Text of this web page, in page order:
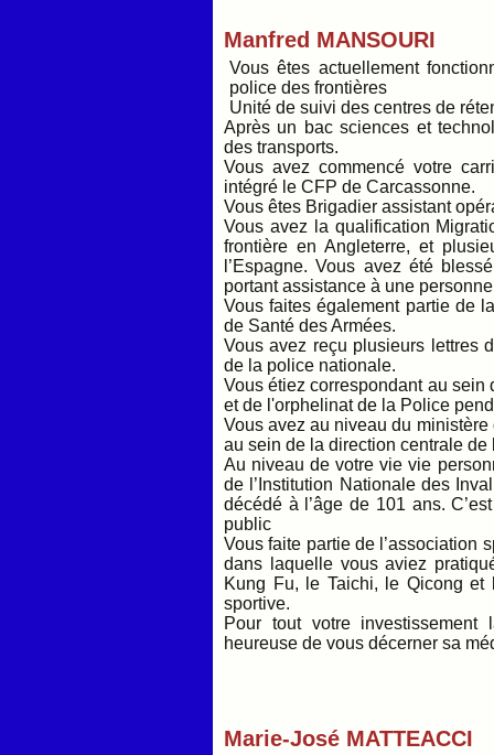
Manfred MANSOURI
Vous êtes actuellement
police des frontières
Unité de suivi des centres de
Après un bac sciences et
des transports.
Vous avez commencé votre
intégré le CFP de Carcassonne.
Vous êtes Brigadier assistant
Vous avez la qualification
frontière en Angleterre, et
l’Espagne. Vous avez été
portant assistance à une
Vous faites également partie de
de Santé des Armées.
Vous avez reçu plusieurs lettres
de la police nationale.
Vous étiez correspondant au
et de l'orphelinat de la Police
Vous avez au niveau du ministère
au sein de la direction centrale
Au niveau de votre vie vie
de l’Institution Nationale des
décédé à l’âge de 101 ans.
public
Vous faite partie de l’association
dans laquelle vous aviez
Kung Fu, le Taichi, le Qicong
sportive.
Pour tout votre
heureuse de vous décerner sa
Marie-José MATTEACCI